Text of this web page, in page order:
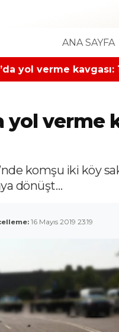
ANA SAYFA
yol verme kavgası:
yol verme
komşu iki köy
dönüşt…
16 Mayıs 2019 23:19